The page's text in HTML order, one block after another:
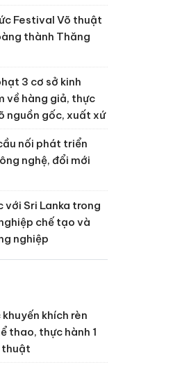
Festival Võ thuật
thành Thăng
3 cơ sở kinh
về hàng giả, thực
nguồn gốc, xuất xứ
nối phát triển
nghệ, đổi mới
với Sri Lanka trong
chế tạo và
nghiệp
khích rèn
thao, thực hành 1
thuật